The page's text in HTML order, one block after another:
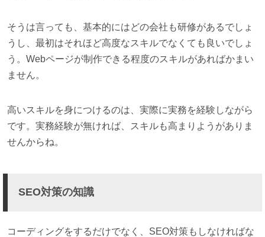
そうは言っても、基本的にはどの会社も研修があるでしょ
うし、最初はそれほど高度なスキルでなくても良いでしょ
う。Webページが制作できる程度のスキルがあればかまい
ません。
高いスキルを身につけるのは、実際に実務を経験しながら
です。実務経験が無ければ、スキルも高まりようがありま
せんからね。
SEO対策の知識
コーディングをするだけでなく、SEO対策もしなければな